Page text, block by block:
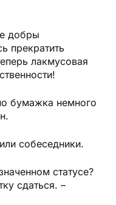
добры
прекратить
лакмусовая
бумажка немного
собеседники.
статусе?
сдаться. –